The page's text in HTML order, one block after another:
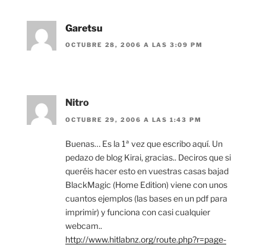
Garetsu
OCTUBRE 28, 2006 A LAS 3:09 PM
Nitro
OCTUBRE 29, 2006 A LAS 1:43 PM
Buenas… Es la 1ª vez que escribo aquí. Un
pedazo de blog Kirai, gracias.. Deciros que si
queréis hacer esto en vuestras casas bajad
BlackMagic (Home Edition) viene con unos
cuantos ejemplos (las bases en un pdf para
imprimir) y funciona con casi cualquier
webcam..
http://www.hitlabnz.org/route.php?r=page-